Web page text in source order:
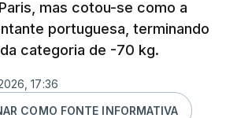
mas cotou-se como a
portuguesa, terminando
categoria de -70 kg.
17:36
COMO FONTE INFORMATIVA